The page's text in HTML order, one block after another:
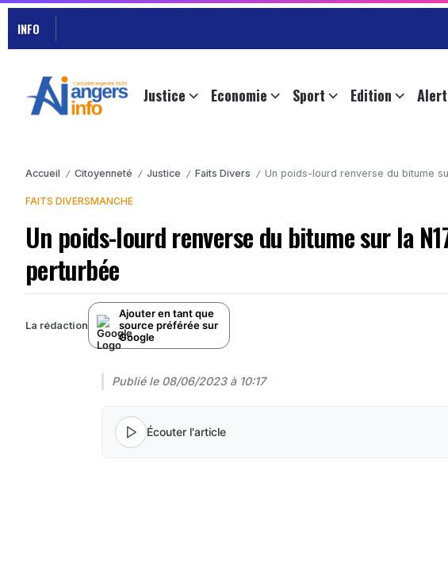
INFO
Justice Economie Sport Edition
Accueil / Citoyenneté / Justice / Faits Divers / Un poids-lourd renverse du bitume
FAITS DIVERSMANCHE
Un poids-lourd renverse du bitume sur la
perturbée
La rédaction
Ajouter en tant que
source préférée sur
Google
Publié le 08/06/2023 à 10:17
Écouter l'article